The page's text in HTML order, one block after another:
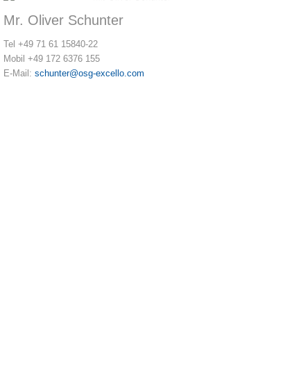
Mr. Oliver Schunter
Tel +49 71 61 15840-22
Mobil +49 172 6376 155
E-Mail: schunter@osg-excello.com